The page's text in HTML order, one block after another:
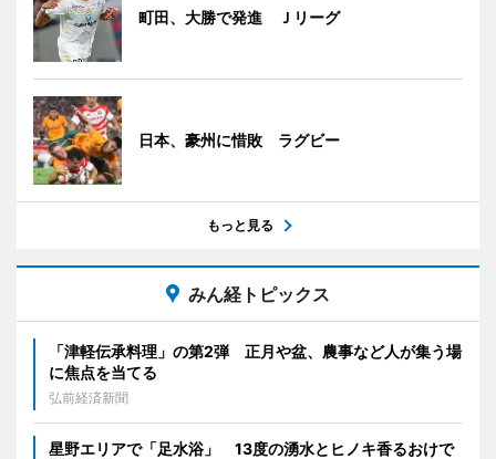
町田、大勝で発進 Ｊリーグ
日本、豪州に惜敗 ラグビー
もっと見る
みん経トピックス
「津軽伝承料理」の第2弾 正月や盆、農事など人が集う場
に焦点を当てる
弘前経済新聞
星野エリアで「足水浴」 13度の湧水とヒノキ香るおけで